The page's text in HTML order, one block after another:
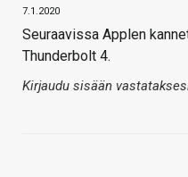
7.1.2020
Seuraavissa Applen
Thunderbolt 4.
Kirjaudu sisään